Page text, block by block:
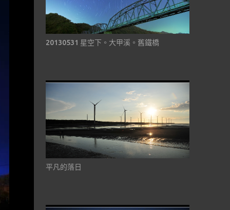
20130531 星空下。大甲溪。舊鐵橋
平凡的落日